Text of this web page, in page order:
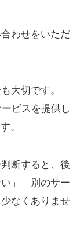
わせをいただ
大切です。
ビスを提供し
。
断すると、後
」「別のサー
なくありませ